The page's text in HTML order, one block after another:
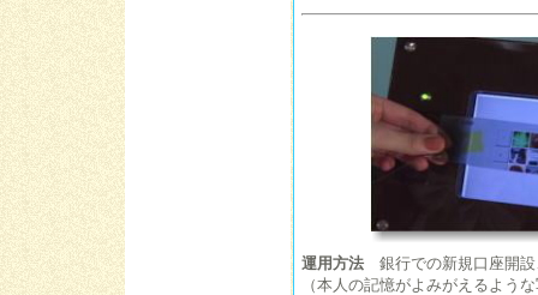
運用方法銀行での新規口座開設
（本人の記憶がよみがえるよう